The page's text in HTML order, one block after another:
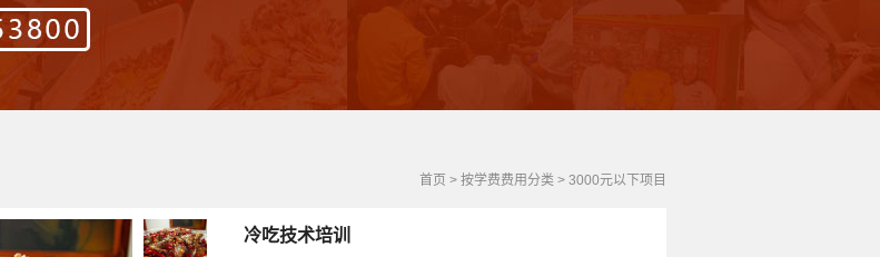
首页 > 按学费费用分类 > 3000元以下项目
冷吃技术培训